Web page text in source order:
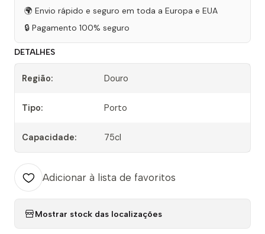
🌍 Envio rápido e seguro em toda a Europa e EUA
🔒 Pagamento 100% seguro
DETALHES
Região: Douro
Tipo: Porto
Capacidade: 75cl
Adicionar à lista de favoritos
Mostrar stock das localizações